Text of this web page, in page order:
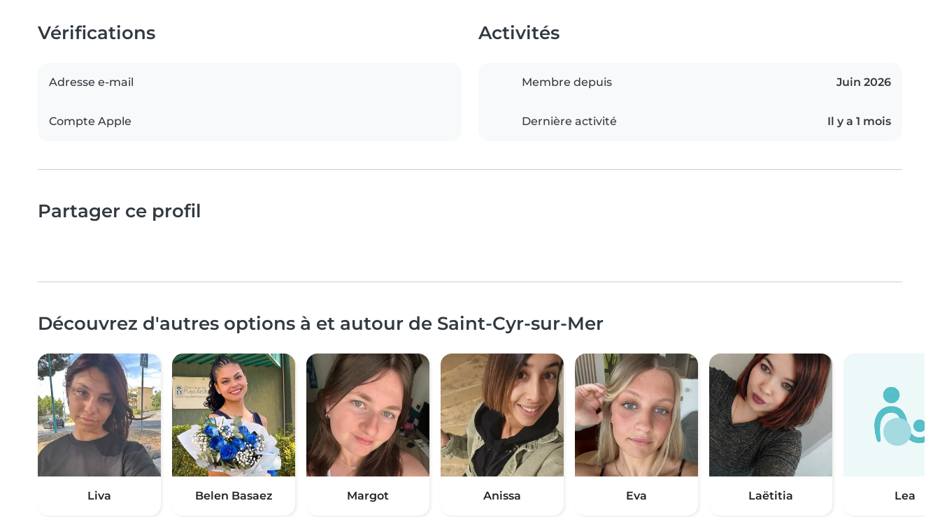
Vérifications
Adresse e-mail
Compte Apple
Activités
Membre depuis Juin 2026
Dernière activité Il y a 1 mois
Partager ce profil
Découvrez d'autres options à et autour de Saint-Cyr-sur-Mer
Liva Belen Basaez Margot Anissa Eva Laëtitia Lea